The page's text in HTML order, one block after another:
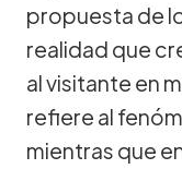
propuesta de
realidad que
al visitante en
refiere al
mientras que